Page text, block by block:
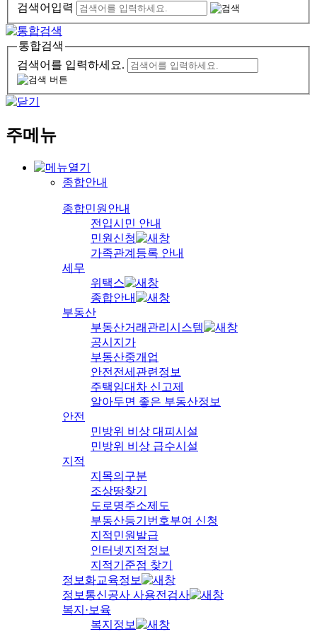
검색어입력
통합검색
검색어를 입력하세요.
주메뉴
종합안내
종합민원안내
전입시민 안내
민원신청
가족관계등록 안내
세무
위택스
종합안내
부동산
부동산거래관리시스템
공시지가
부동산중개업
안전전세관련정보
주택임대차 신고제
알아두면 좋은 부동산정보
안전
민방위 비상 대피시설
민방위 비상 급수시설
지적
지목의구분
조상땅찾기
도로명주소제도
부동산등기번호부여 신청
지적민원발급
인터넷지적정보
지적기준점 찾기
정보화교육정보
정보통신공사 사용전검사
복지·보육
복지정보